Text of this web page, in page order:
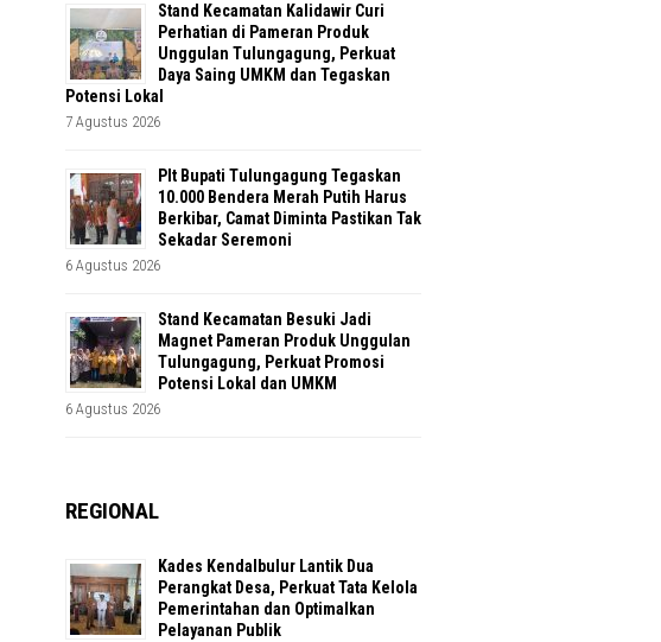
Stand Kecamatan Kalidawir Curi
Perhatian di Pameran Produk
Unggulan Tulungagung, Perkuat
Daya Saing UMKM dan Tegaskan
Potensi Lokal
7 Agustus 2026
Plt Bupati Tulungagung Tegaskan
10.000 Bendera Merah Putih Harus
Berkibar, Camat Diminta Pastikan Tak
Sekadar Seremoni
6 Agustus 2026
Stand Kecamatan Besuki Jadi
Magnet Pameran Produk Unggulan
Tulungagung, Perkuat Promosi
Potensi Lokal dan UMKM
6 Agustus 2026
REGIONAL
Kades Kendalbulur Lantik Dua
Perangkat Desa, Perkuat Tata Kelola
Pemerintahan dan Optimalkan
Pelayanan Publik